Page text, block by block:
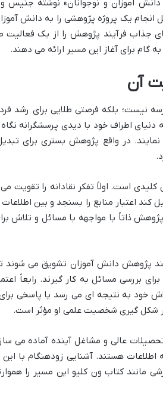
آموزان و نوجوانان» نوشته جنیس
انجام یک پروژه پژوهشی را به دانش
جذاب فرآیند پژوهش را از یک فعالیت
برای آغاز این مسیر ارائه می دهند.
آن
نیست؛ بلکه فرصتی طلایی برای رشد
اطراف خود با دیدی پرسشگرانه نگاه
در واقع پژوهش بستری برای
است. اولاً تفکر نقادانه را تقویت
کند اعتبار منابع را بسنجد و بین
ذاتاً با مواجهه با مسائل و تلاش
پژوهش دانش آموزان تشویق می
بررسی مسائل به کار گیرند. رابعاً
خود به نتیجه ای می رسد یا پاسخی
شکل گیری شخصیت علمی او مؤثر است.
عالی و مشاغل آینده آماده می
اطلاعات هستند. آشنایی زودهنگام با
مانند کتاب ون کلیو این مسیر را